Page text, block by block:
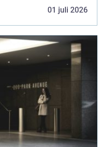
adgangsforhold
01 juli 2026